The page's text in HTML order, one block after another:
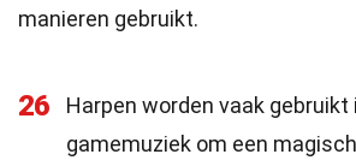
manieren gebruikt.
26
Harpen worden vaak gebruikt
gamemuziek om een